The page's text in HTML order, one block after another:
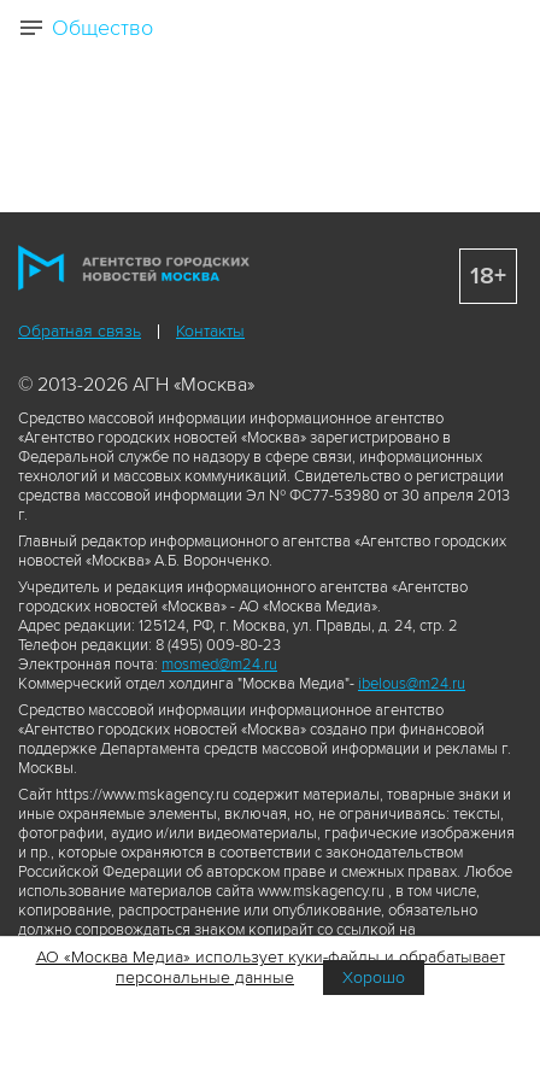
Общество
Обратная связь Контакты
© 2013-2026 АГН «Москва»
Средство массовой информации информационное агентство
«Агентство городских новостей «Москва» зарегистрировано в
Федеральной службе по надзору в сфере связи, информационных
технологий и массовых коммуникаций. Свидетельство о регистрации
средства массовой информации Эл № ФС77-53980 от 30 апреля 2013
г.
Главный редактор информационного агентства «Агентство городских
новостей «Москва» А.Б. Воронченко.
Учредитель и редакция информационного агентства «Агентство
городских новостей «Москва» - АО «Москва Медиа».
Адрес редакции: 125124, РФ, г. Москва, ул. Правды, д. 24, стр. 2
Телефон редакции: 8 (495) 009-80-23
Электронная почта: mosmed@m24.ru
Коммерческий отдел холдинга "Москва Медиа"- ibelous@m24.ru
Средство массовой информации информационное агентство
«Агентство городских новостей «Москва» создано при финансовой
поддержке Департамента средств массовой информации и рекламы г.
Москвы.
Сайт https://www.mskagency.ru содержит материалы, товарные знаки и
иные охраняемые элементы, включая, но, не ограничиваясь: тексты,
фотографии, аудио и/или видеоматериалы, графические изображения
и пр., которые охраняются в соответствии с законодательством
Российской Федерации об авторском праве и смежных правах. Любое
использование материалов сайта www.mskagency.ru , в том числе,
копирование, распространение или опубликование, обязательно
должно сопровождаться знаком копирайт со ссылкой на
правообладателя © АО «Москва Медиа», а также гиперссылкой на сайт
www.mskagency.ru как на первоисточник информации. Переработка
материалов сайта www.mskagency.ru не допускается.
18+
АО «Москва Медиа» использует куки-файлы и обрабатывает
персональные данные
Хорошо